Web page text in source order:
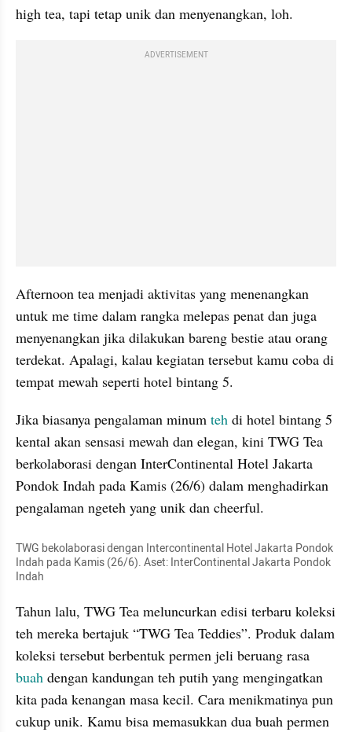
high tea, tapi tetap unik dan menyenangkan, loh.
ADVERTISEMENT
Afternoon tea menjadi aktivitas yang menenangkan
untuk me time dalam rangka melepas penat dan juga
menyenangkan jika dilakukan bareng bestie atau orang
terdekat. Apalagi, kalau kegiatan tersebut kamu coba di
tempat mewah seperti hotel bintang 5.
Jika biasanya pengalaman minum teh di hotel bintang 5
kental akan sensasi mewah dan elegan, kini TWG Tea
berkolaborasi dengan InterContinental Hotel Jakarta
Pondok Indah pada Kamis (26/6) dalam menghadirkan
pengalaman ngeteh yang unik dan cheerful.
TWG bekolaborasi dengan Intercontinental Hotel Jakarta Pondok
Indah pada Kamis (26/6). Aset: InterContinental Jakarta Pondok
Indah
Tahun lalu, TWG Tea meluncurkan edisi terbaru koleksi
teh mereka bertajuk “TWG Tea Teddies”. Produk dalam
buah dengan kandungan teh putih yang mengingatkan
kita pada kenangan masa kecil. Cara menikmatinya pun
cukup unik. Kamu bisa memasukkan dua buah permen